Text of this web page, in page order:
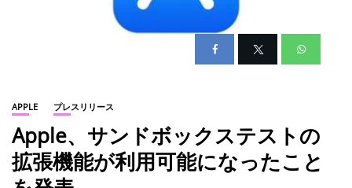
APPLE プレスリリース
Apple、サンドボックステストの
拡張機能が利用可能になったこと